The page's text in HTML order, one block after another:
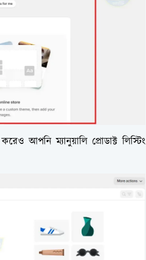
আপনি ম্যানুয়ালি প্রোডাক্ট লিস্টিং